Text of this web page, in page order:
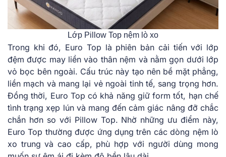
Lớp Pillow Top nệm lò xo
Trong khi đó, Euro Top là phiên bản cải tiến với lớp
đệm được may liền vào thân nệm và nằm gọn dưới lớp
vỏ bọc bên ngoài. Cấu trúc này tạo nên bề mặt phẳng,
liền mạch và mang lại vẻ ngoài tinh tế, sang trọng hơn.
Đồng thời, Euro Top có khả năng giữ form tốt, hạn chế
tình trạng xẹp lún và mang đến cảm giác nâng đỡ chắc
chắn hơn so với Pillow Top. Nhờ những ưu điểm này,
Euro Top thường được ứng dụng trên các dòng nệm lò
xo trung và cao cấp, phù hợp với người dùng mong